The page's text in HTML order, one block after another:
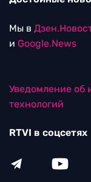
Мы в
и Google.News
Уведомление об
технологий
RTVI в соцсетях